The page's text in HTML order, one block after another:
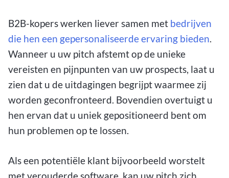
B2B-kopers werken liever samen met bedrijven
die hen een gepersonaliseerde ervaring bieden.
Wanneer u uw pitch afstemt op de unieke
vereisten en pijnpunten van uw prospects, laat u
zien dat u de uitdagingen begrijpt waarmee zij
worden geconfronteerd. Bovendien overtuigt u
hen ervan dat u uniek gepositioneerd bent om
hun problemen op te lossen.
Als een potentiële klant bijvoorbeeld worstelt